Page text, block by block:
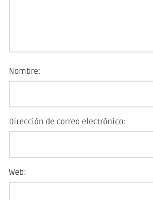
Nombre:
Dirección de correo electrónico:
Web: